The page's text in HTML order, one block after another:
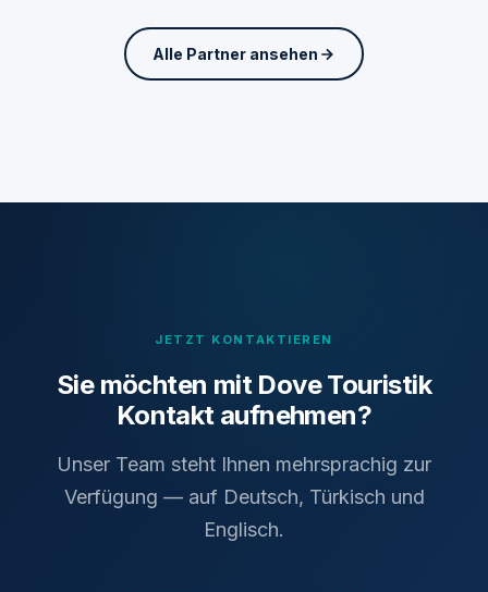
Alle Partner ansehen
JETZT KONTAKTIEREN
Sie möchten mit Dove Touristik
Kontakt aufnehmen?
Unser Team steht Ihnen mehrsprachig zur
Verfügung — auf Deutsch, Türkisch und
Englisch.